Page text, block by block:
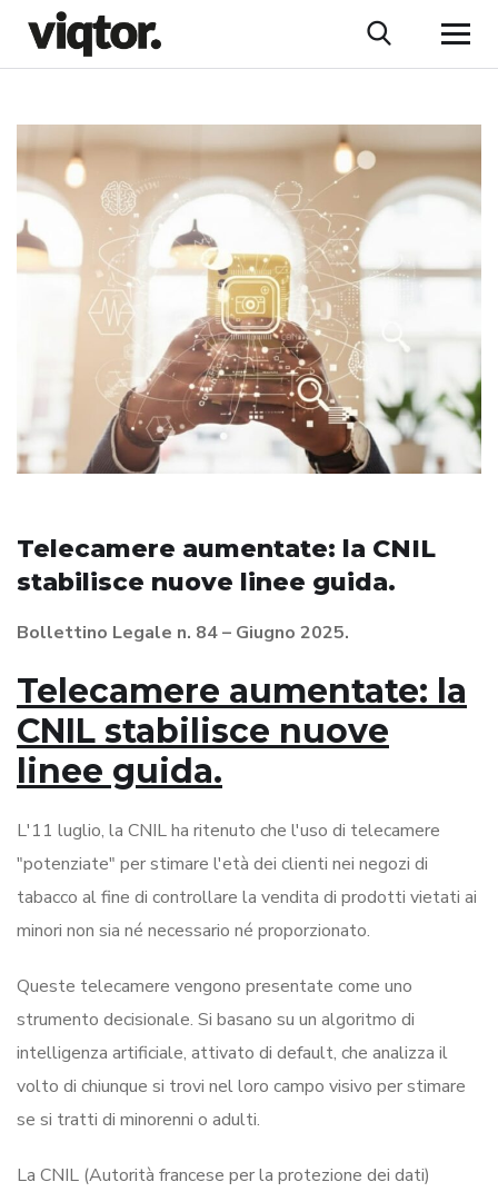
Telecamere aumentate: la CNIL
stabilisce nuove linee guida.
Bollettino Legale n. 84 – Giugno 2025.
Telecamere aumentate: la
CNIL stabilisce nuove
linee guida.
L'11 luglio, la CNIL ha ritenuto che l'uso di telecamere
"potenziate" per stimare l'età dei clienti nei negozi di
tabacco al fine di controllare la vendita di prodotti vietati ai
minori non sia né necessario né proporzionato.
Queste telecamere vengono presentate come uno
strumento decisionale. Si basano su un algoritmo di
intelligenza artificiale, attivato di default, che analizza il
volto di chiunque si trovi nel loro campo visivo per stimare
se si tratti di minorenni o adulti.
La CNIL (Autorità francese per la protezione dei dati)